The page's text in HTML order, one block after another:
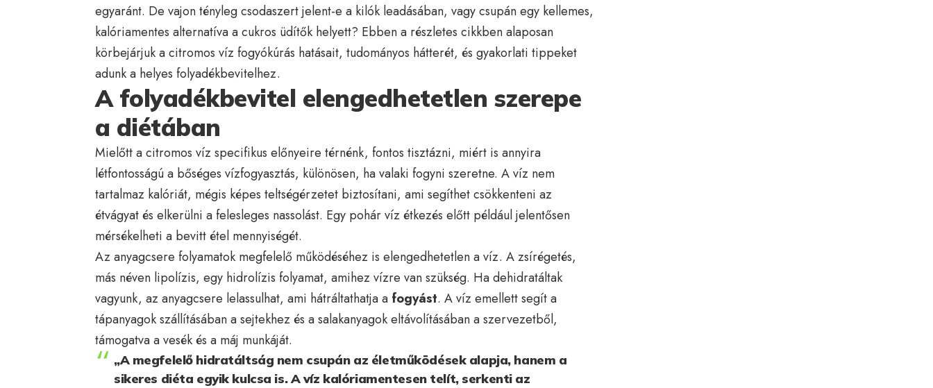
egyaránt. De vajon tényleg csodaszert jelent-e a kilók leadásában, vagy csupán egy kellemes,
kalóriamentes alternatíva a cukros üdítők helyett? Ebben a részletes cikkben alaposan
körbejárjuk a citromos víz fogyókúrás hatásait, tudományos hátterét, és gyakorlati tippeket
adunk a helyes folyadékbevitelhez.
A folyadékbevitel elengedhetetlen szerepe
a diétában
Mielőtt a citromos víz specifikus előnyeire térnénk, fontos tisztázni, miért is annyira
létfontosságú a bőséges vízfogyasztás, különösen, ha valaki fogyni szeretne. A víz nem
tartalmaz kalóriát, mégis képes teltségérzetet biztosítani, ami segíthet csökkenteni az
étvágyat és elkerülni a felesleges nassolást. Egy pohár víz étkezés előtt például jelentősen
mérsékelheti a bevitt étel mennyiségét.
Az anyagcsere folyamatok megfelelő működéséhez is elengedhetetlen a víz. A zsírégetés,
más néven lipolízis, egy hidrolízis folyamat, amihez vízre van szükség. Ha dehidratáltak
vagyunk, az anyagcsere lelassulhat, ami hátráltathatja a fogyást. A víz emellett segít a
tápanyagok szállításában a sejtekhez és a salakanyagok eltávolításában a szervezetből,
támogatva a vesék és a máj munkáját.
„A megfelelő hidratáltság nem csupán az életműködések alapja, hanem a
sikeres diéta egyik kulcsa is. A víz kalóriamentesen telít, serkenti az